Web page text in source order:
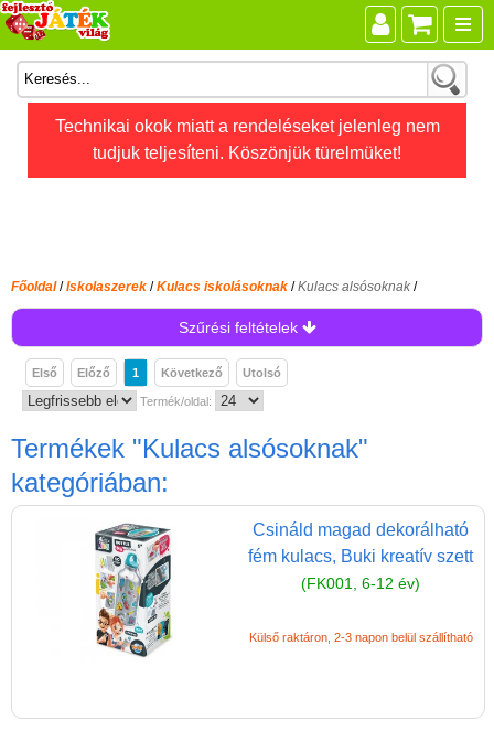
Technikai okok miatt a rendeléseket jelenleg nem
tudjuk teljesíteni. Köszönjük türelmüket!
Főoldal/Iskolaszerek /Kulacs iskolásoknak /Kulacs alsósoknak /
Szűrési feltételek
Első Előző 1 Következő Utolsó
Termék/oldal:
Termékek "Kulacs alsósoknak"
kategóriában:
Csináld magad dekorálható
fém kulacs, Buki kreatív szett
(FK001, 6-12 év)
Külső raktáron, 2-3 napon belül szállítható
Összes játék
Játékok életkor szerint
Bébijátékok
Diafilm
Építőjáték
Fajátékok
Futóbiciklik, rollerek
Gyerekszoba